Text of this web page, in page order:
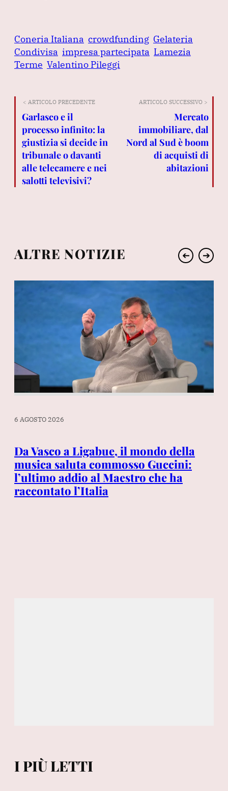
Coneria Italiana crowdfunding Gelateria
Condivisa impresa partecipata Lamezia
Terme Valentino Pileggi
< ARTICOLO PRECEDENTE
Garlasco e il
processo infinito: la
giustizia si decide in
tribunale o davanti
alle telecamere e nei
salotti televisivi?
ARTICOLO SUCCESSIVO >
Mercato
immobiliare, dal
Nord al Sud è boom
di acquisti di
abitazioni
ALTRE NOTIZIE ➔ ➔
6 AGOSTO 2026
Da Vasco a Ligabue, il mondo della
musica saluta commosso Guccini:
l’ultimo addio al Maestro che ha
raccontato l’Italia
I PIÙ LETTI